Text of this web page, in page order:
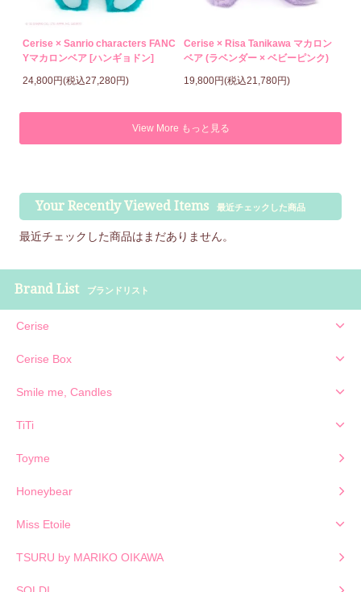
Cerise × Sanrio characters FANC
Yマカロンベア [ハンギョドン]
24,800円(税込27,280円)
Cerise × Risa Tanikawa マカロン
ベア (ラベンダー × ベビーピンク)
19,800円(税込21,780円)
View More もっと見る
Your Recently Viewed Items 最近チェックした商品
最近チェックした商品はまだありません。
Brand List ブランドリスト
Cerise
Cerise Box
Smile me, Candles
TiTi
Toyme
Honeybear
Miss Etoile
TSURU by MARIKO OIKAWA